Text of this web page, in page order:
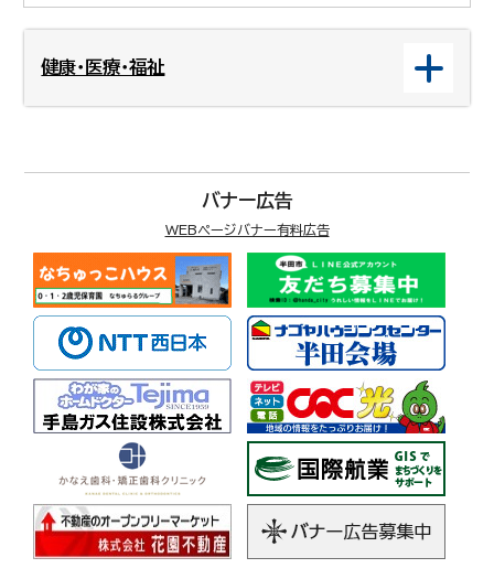
健康・医療・福祉
バナー広告
WEBページバナー有料広告